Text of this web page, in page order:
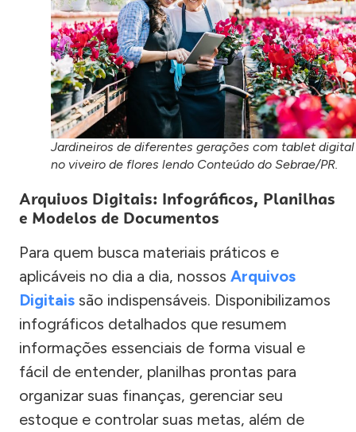
Jardineiros de diferentes gerações com tablet digital
no viveiro de flores lendo Conteúdo do Sebrae/PR.
Arquivos Digitais: Infográficos, Planilhas
e Modelos de Documentos
Para quem busca materiais práticos e
aplicáveis no dia a dia, nossos Arquivos
Digitais são indispensáveis. Disponibilizamos
infográficos detalhados que resumem
informações essenciais de forma visual e
fácil de entender, planilhas prontas para
organizar suas finanças, gerenciar seu
estoque e controlar suas metas, além de